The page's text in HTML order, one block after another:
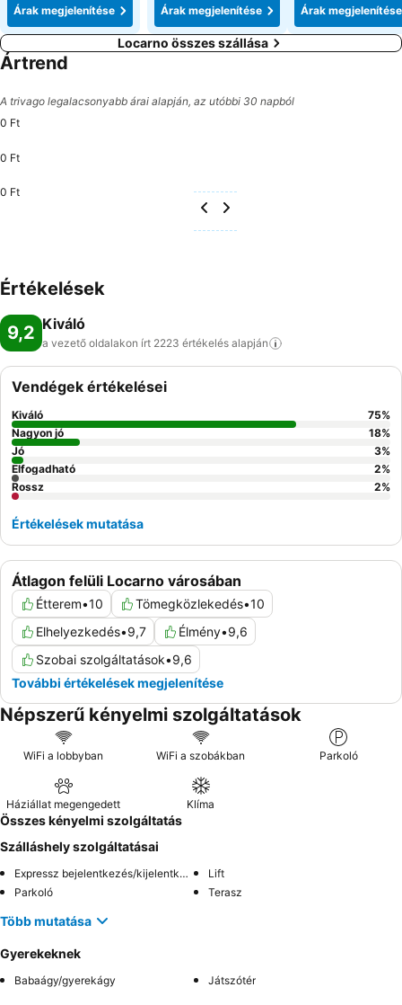
Árak megjelenítése Árak megjelenítése
Árak megjelenítése
Locarno összes szállása
Ártrend
A trivago legalacsonyabb árai alapján, az utóbbi 30 napból
0 Ft
0 Ft
0 Ft
Értékelések
9,2 Kiváló
a vezető oldalakon írt 2223 értékelés alapján
Átlagon felüli Locarno városában
Étterem•10 Tömegközlekedés•10
Elhelyezkedés•9,7 Élmény•9,6
Szobai szolgáltatások•9,6
További értékelések megjelenítése
Vendégek értékelései
Kiváló 75%
Nagyon jó
18%
Jó
3%
Elfogadható
2%
Rossz
2%
Értékelések mutatása
Népszerű kényelmi szolgáltatások
WiFi a lobbyban WiFi a szobákban Parkoló
Háziállat megengedett Klíma
Összes kényelmi szolgáltatás
Szálláshely szolgáltatásai
Expressz bejelentkezés/kijelentkezés
Lift
Parkoló
Terasz
Több mutatása
Gyerekeknek
Babaágy/gyerekágy Játszótér